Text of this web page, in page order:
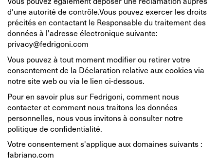
d'une autorité de contrôle.Vous pouvez exercer les droits
précités en contactant le Responsable du traitement des
données à l'adresse électronique suivante:
privacy@fedrigoni.com
Vous pouvez à tout moment modifier ou retirer votre
consentement de la Déclaration relative aux cookies via
notre site web ou via le lien ci-dessous.
Pour en savoir plus sur Fedrigoni, comment nous
contacter et comment nous traitons les données
personnelles, nous vous invitons à consulter notre
politique de confidentialité.
Votre consentement s'applique aux domaines suivants :
fabriano.com